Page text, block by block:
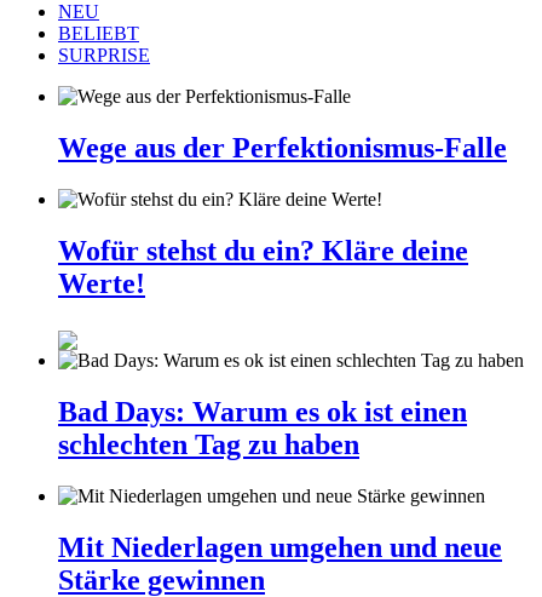
NEU
BELIEBT
SURPRISE
Wege aus der Perfektionismus-Falle
Wofür stehst du ein? Kläre deine
Werte!
Bad Days: Warum es ok ist einen
schlechten Tag zu haben
Mit Niederlagen umgehen und neue
Stärke gewinnen